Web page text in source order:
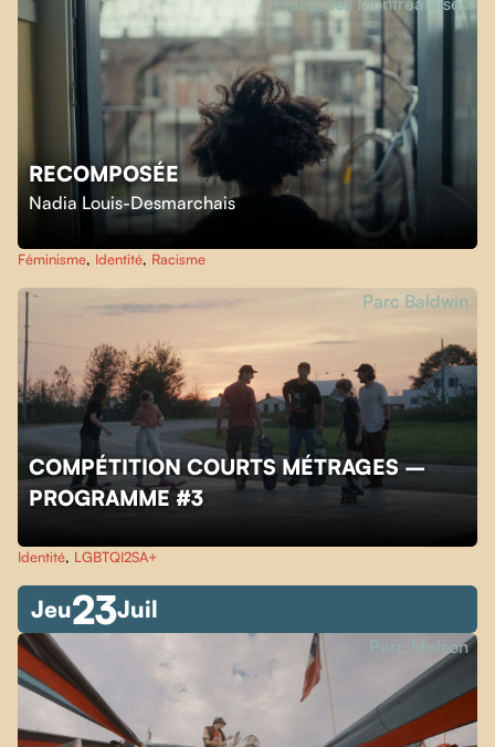
RECOMPOSÉE
Nadia Louis-Desmarchais
Féminisme, Identité, Racisme
COMPÉTITION COURTS MÉTRAGES –
PROGRAMME #3
Parc Baldwin
Identité, LGBTQI2SA+
Jeu23Juil
Parc Molson